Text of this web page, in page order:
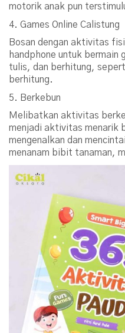
motorik anak pun
4. Games Online Calistung
Bosan dengan aktivitas
handphone untuk bermain
tulis, dan berhitung,
berhitung.
5. Berkebun
Melibatkan aktivitas
menjadi aktivitas menarik
mengenalkan dan
menanam bibit tanaman,